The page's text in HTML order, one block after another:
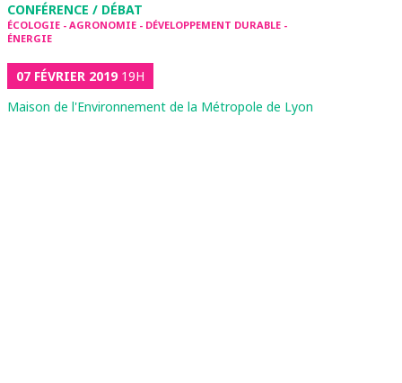
CONFÉRENCE / DÉBAT
ÉCOLOGIE - AGRONOMIE - DÉVELOPPEMENT DURABLE -
ÉNERGIE
07 FÉVRIER 201919H
Maison de l'Environnement de la Métropole de Lyon